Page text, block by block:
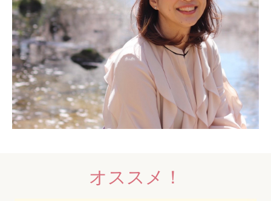
オススメ！